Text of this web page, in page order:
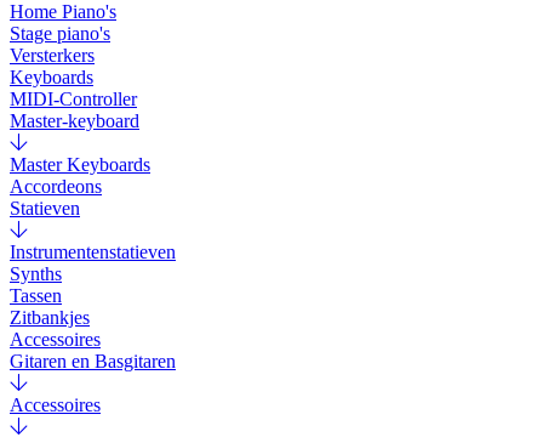
Home Piano's
Stage piano's
Versterkers
Keyboards
MIDI-Controller
Master-keyboard
Master Keyboards
Accordeons
Statieven
Instrumentenstatieven
Synths
Tassen
Zitbankjes
Accessoires
Gitaren en Basgitaren
Accessoires